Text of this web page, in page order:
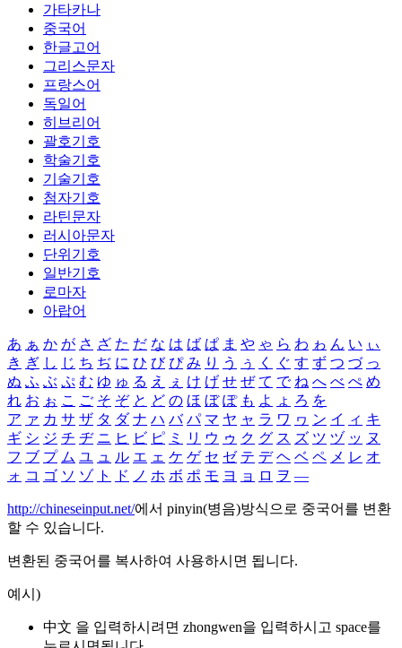
가타카나
중국어
한글고어
그리스문자
프랑스어
독일어
히브리어
괄호기호
학술기호
기술기호
첨자기호
라틴문자
러시아문자
단위기호
일반기호
로마자
아랍어
あ ぁ か が さ ざ た だ な は ば ぱ ま や ゃ ら わ ゎ ん い ぃ
き ぎ し じ ち ぢ に ひ び ぴ み り う ぅ く ぐ す ず つ づ っ
ぬ ふ ぶ ぷ む ゆ ゅ る え ぇ け げ せ ぜ て で ね へ べ ぺ め
れ お ぉ こ ご そ ぞ と ど の ほ ぼ ぽ も よ ょ ろ を
ア ァ カ サ ザ タ ダ ナ ハ バ パ マ ヤ ャ ラ ワ ヮ ン イ ィ キ
ギ シ ジ チ ヂ ニ ヒ ビ ピ ミ リ ウ ゥ ク グ ス ズ ツ ヅ ッ ヌ
フ ブ プ ム ユ ュ ル エ ェ ケ ゲ セ ゼ テ デ ヘ ベ ペ メ レ オ
ォ コ ゴ ソ ゾ ト ド ノ ホ ボ ポ モ ヨ ョ ロ ヲ ―
http://chineseinput.net/에서 pinyin(병음)방식으로 중국어를 변환
할 수 있습니다.
변환된 중국어를 복사하여 사용하시면 됩니다.
예시)
中文 을 입력하시려면 zhongwen을 입력하시고 space를